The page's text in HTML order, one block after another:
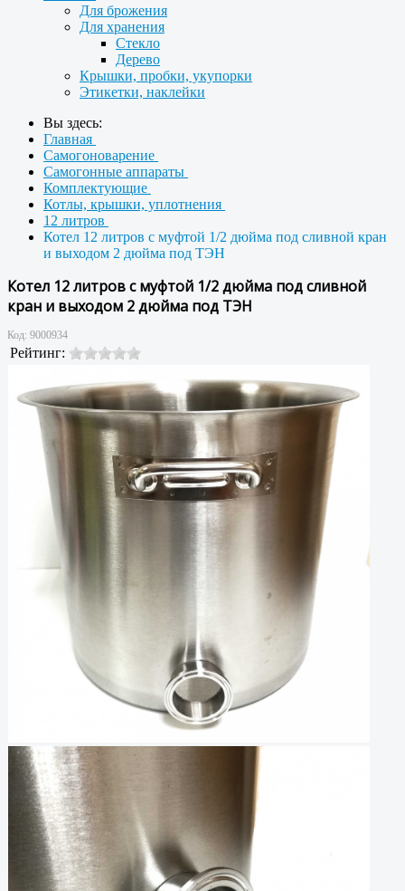
Для брожения
Для хранения
Стекло
Дерево
Крышки, пробки, укупорки
Этикетки, наклейки
Вы здесь:
Главная
Самогоноварение
Самогонные аппараты
Комплектующие
Котлы, крышки, уплотнения
12 литров
Котел 12 литров с муфтой 1/2 дюйма под сливной кран
и выходом 2 дюйма под ТЭН
Котел 12 литров с муфтой 1/2 дюйма под сливной
кран и выходом 2 дюйма под ТЭН
Код: 9000934
Рейтинг: